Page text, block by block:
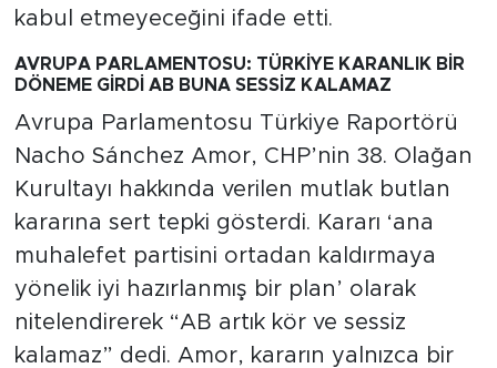
kabul etmeyeceğini ifade etti.
AVRUPA PARLAMENTOSU: TÜRKİYE KARANLIK BİR
DÖNEME GİRDİ AB BUNA SESSİZ KALAMAZ
Avrupa Parlamentosu Türkiye Raportörü
Nacho Sánchez Amor, CHP’nin 38. Olağan
Kurultayı hakkında verilen mutlak butlan
kararına sert tepki gösterdi. Kararı ‘ana
muhalefet partisini ortadan kaldırmaya
yönelik iyi hazırlanmış bir plan’ olarak
nitelendirerek “AB artık kör ve sessiz
kalamaz” dedi. Amor, kararın yalnızca bir